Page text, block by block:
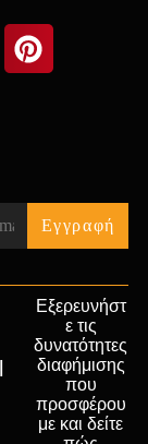
Εξερευνήστ
ε τις
δυνατότητες
διαφήμισης
που
προσφέρου
με και δείτε